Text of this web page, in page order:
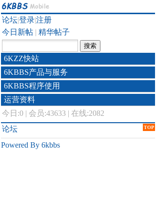
论坛|登录|注册
今日新帖 | 精华帖子
6KZZ快站
6KBBS产品与服务
6KBBS程序使用
运营资料
今日:0 | 会员:43633 | 在线:2082
TOP
论坛
Powered By 6kbbs